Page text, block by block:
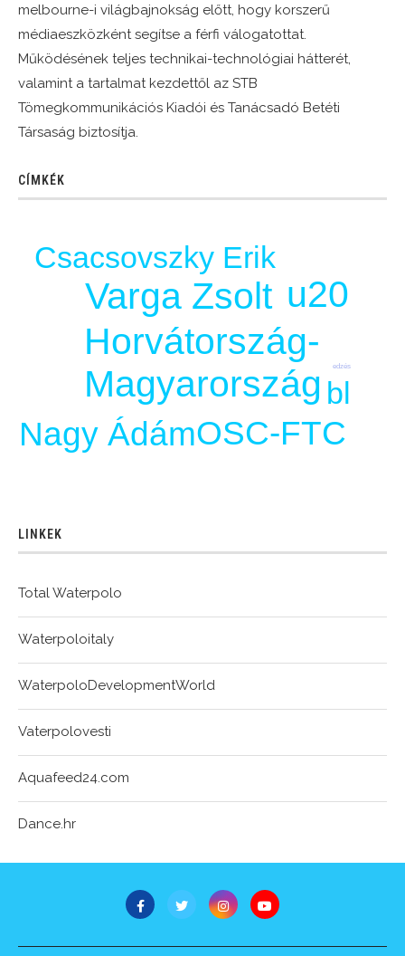
melbourne-i világbajnokság előtt, hogy korszerű
médiaeszközként segítse a férfi válogatottat.
Működésének teljes technikai-technológiai hátterét,
valamint a tartalmat kezdettől az STB
Tömegkommunikációs Kiadói és Tanácsadó Betéti
Társaság biztosítja.
CÍMKÉK
Horvátország-
Magyarország
u20
Varga Zsolt
Nagy ÁdámOSC-FTC
bl
Csacsovszky Erik
edzés
LINKEK
Total Waterpolo
Waterpoloitaly
WaterpoloDevelopmentWorld
Vaterpolovesti
Aquafeed24.com
Dance.hr